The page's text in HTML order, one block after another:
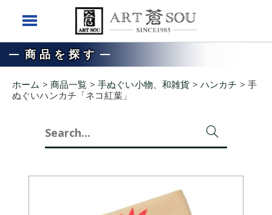
商品を探す
ホーム > 商品一覧 > 手ぬぐい小物、和雑貨 > ハンカチ > 手
ぬぐいハンカチ「ネコ紅葉」
Search